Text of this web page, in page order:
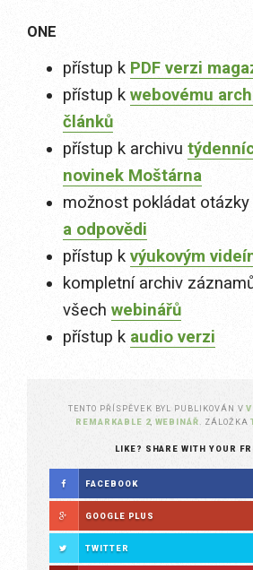
ONE
přístup k PDF verzi
přístup k webovému
článků
přístup k archivu
novinek Moštárna
možnost pokládat otázky
a odpovědi
přístup k výukovým
kompletní archiv
všech webinářů
přístup k audio verzi
TENTO PŘÍSPĚVEK BYL PUBLIKOVÁN V
REMARKABLE 2, WEBINÁŘ. ZÁLOŽKA
LIKE? SHARE WITH YOUR
FACEBOOK
GOOGLE PLUS
TWITTER